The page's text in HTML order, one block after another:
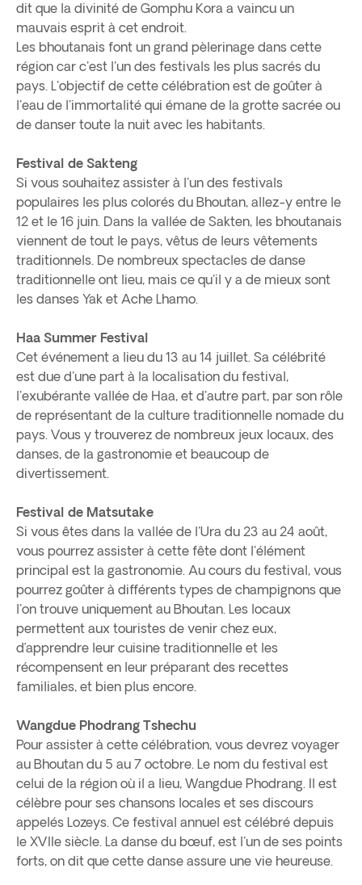
dit que la divinité de Gomphu Kora a vaincu un
mauvais esprit à cet endroit.
Les bhoutanais font un grand pèlerinage dans cette
région car c'est l'un des festivals les plus sacrés du
pays. L'objectif de cette célébration est de goûter à
l'eau de l'immortalité qui émane de la grotte sacrée ou
de danser toute la nuit avec les habitants.
Festival de Sakteng
Si vous souhaitez assister à l'un des festivals
populaires les plus colorés du Bhoutan, allez-y entre le
12 et le 16 juin. Dans la vallée de Sakten, les bhoutanais
viennent de tout le pays, vêtus de leurs vêtements
traditionnels. De nombreux spectacles de danse
traditionnelle ont lieu, mais ce qu'il y a de mieux sont
les danses Yak et Ache Lhamo.
Haa Summer Festival
Cet événement a lieu du 13 au 14 juillet. Sa célébrité
est due d'une part à la localisation du festival,
l'exubérante vallée de Haa, et d'autre part, par son rôle
de représentant de la culture traditionnelle nomade du
pays. Vous y trouverez de nombreux jeux locaux, des
danses, de la gastronomie et beaucoup de
divertissement.
Festival de Matsutake
Si vous êtes dans la vallée de l'Ura du 23 au 24 août,
vous pourrez assister à cette fête dont l'élément
principal est la gastronomie. Au cours du festival, vous
pourrez goûter à différents types de champignons que
l'on trouve uniquement au Bhoutan. Les locaux
permettent aux touristes de venir chez eux,
d’apprendre leur cuisine traditionnelle et les
récompensent en leur préparant des recettes
familiales, et bien plus encore.
Wangdue Phodrang Tshechu
Pour assister à cette célébration, vous devrez voyager
au Bhoutan du 5 au 7 octobre. Le nom du festival est
celui de la région où il a lieu, Wangdue Phodrang. Il est
célèbre pour ses chansons locales et ses discours
appelés Lozeys. Ce festival annuel est célébré depuis
le XVIIe siècle. La danse du bœuf, est l'un de ses points
forts, on dit que cette danse assure une vie heureuse.